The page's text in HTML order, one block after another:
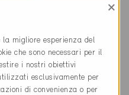
Holzbau AG
×
migliore esperienza del
che sono necessari per il
i nostri obiettivi
esclusivamente per
di convenienza o per